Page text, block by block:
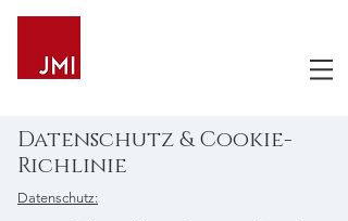
Datenschutz & Cookie-
Richlinie
Datenschutz: